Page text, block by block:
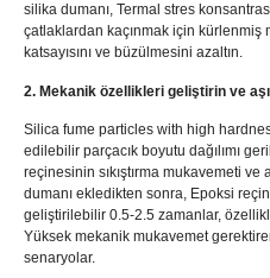
silika dumanı, Termal stres
çatlaklardan kaçınmak için
katsayısını ve büzülmesini azaltın.
2. Mekanik özellikleri geliştirin ve
Silica fume particles with high
edilebilir parçacık boyutu dağılımı
reçinesinin sıkıştırma mukavemeti
dumanı ekledikten sonra, Epoksi
geliştirilebilir 0.5-2.5 zamanlar,
Yüksek mekanik mukavemet
senaryolar.